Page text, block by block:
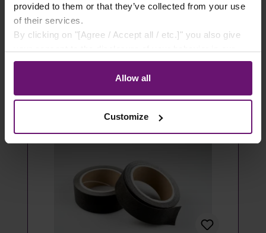
provided to them or that they’ve collected from your use
of their services.
By clicking on "[Agree / Accept all / etc.]" you also give
store to our partner, shopware AG (Ebbinghoff 10, 48624
Schöppingen, Germany), which cannot assign this data
to you personally, but may process it for its own
Allow all
Customize
14,49 €*
Artikel ausverkauft